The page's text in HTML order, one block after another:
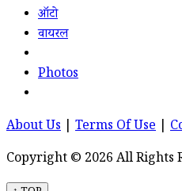
ऑटो
वायरल
Photos
About Us Terms Of Use
Copyright © 2026 All Rights